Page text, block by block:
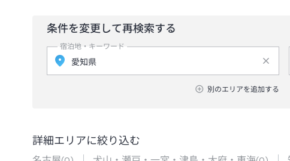
条件を変更して再検索する
宿泊地・キーワード
別のエリアを追加する
詳細エリアに絞り込む